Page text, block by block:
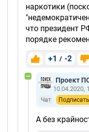
наркотики
что президент
порядке
+1 / -2
Проект
10.04.2020,
Чат
А без